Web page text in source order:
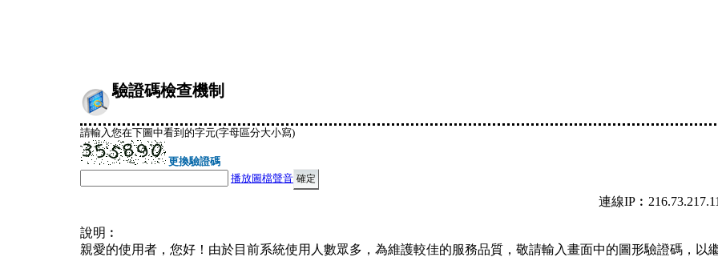
驗證碼檢查機制
請輸入您在下圖中看到的字元(字母區分大小寫)
更換驗證碼
播放圖檔聲音
連線
說明︰
親愛的使用者，您好！由於目前系統使用人數眾多，為維護較佳的服務品質，敬請輸入畫面中的圖形驗證碼，以